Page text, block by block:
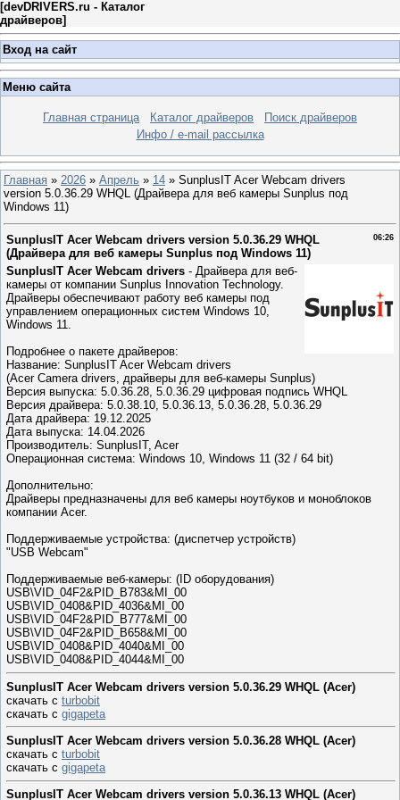
[devDRIVERS.ru - Каталог
драйверов]
Вход на сайт
Меню сайта
Главная страница Каталог драйверов
Поиск драйверов
Инфо / e-mail рассылка
Главная » 2026 » Апрель » 14 » SunplusIT Acer Webcam drivers
version 5.0.36.29 WHQL (Драйвера для веб камеры Sunplus под
Windows 11)
06:26
SunplusIT Acer Webcam drivers version 5.0.36.29 WHQL
(Драйвера для веб камеры Sunplus под Windows 11)
SunplusIT Acer Webcam drivers - Драйвера для веб-
камеры от компании Sunplus Innovation Technology.
Драйверы обеспечивают работу веб камеры под
управлением операционных систем Windows 10,
Windows 11.
Подробнее о пакете драйверов:
Название: SunplusIT Acer Webcam drivers
(Acer Camera drivers, драйверы для веб-камеры Sunplus)
Версия выпуска: 5.0.36.28, 5.0.36.29 цифровая подпись WHQL
Версия драйвера: 5.0.38.10, 5.0.36.13, 5.0.36.28, 5.0.36.29
Дата драйвера: 19.12.2025
Дата выпуска: 14.04.2026
Производитель: SunplusIT, Acer
Операционная система: Windows 10, Windows 11 (32 / 64 bit)
Дополнительно:
Драйверы предназначены для веб камеры ноутбуков и моноблоков
компании Acer.
Поддерживаемые устройства: (диспетчер устройств)
"USB Webcam"
Поддерживаемые веб-камеры: (ID оборудования)
USB\VID_04F2&PID_B783&MI_00
USB\VID_0408&PID_4036&MI_00
USB\VID_04F2&PID_B777&MI_00
USB\VID_04F2&PID_B658&MI_00
USB\VID_0408&PID_4040&MI_00
USB\VID_0408&PID_4044&MI_00
SunplusIT Acer Webcam drivers version 5.0.36.29 WHQL (Acer)
скачать с turbobit
скачать с gigapeta
SunplusIT Acer Webcam drivers version 5.0.36.28 WHQL (Acer)
скачать с turbobit
скачать с gigapeta
SunplusIT Acer Webcam drivers version 5.0.36.13 WHQL (Acer)